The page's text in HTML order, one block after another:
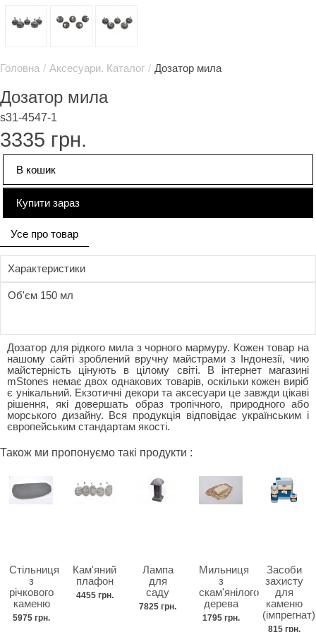
Головна / Аксесуари. Каталог / Дозатор мила
Дозатор мила
s31-4547-1
3335 грн.
В кошик
Купити зараз
Усе про товар
Характеристики
Об'єм 150 мл
Дозатор для рідкого мила з чорного мармуру. Кожен товар на
нашому сайті зроблений вручну майстрами з Індонезії, чию
майстерність цінують в цілому світі. В інтернет магазині
mStones немає двох однакових товарів, оскільки кожен виріб
є унікальний. Екзотичні декори та аксесуари це завжди цікаві
рішення, які довершать образ тропічного, природного або
морського дизайну. Вся продукція відповідає українським і
європейським стандартам якості.
Також ми пропонуємо такі продукти :
Стільниця
з
річкового
каменю
5975 грн.
Кам'яний
плафон
4455 грн.
Лампа
для
саду
7825 грн.
Мильниця
з
скам'янілого
дерева
1795 грн.
Засоби
захисту
для
каменю
(імпрегнат)
815 грн.